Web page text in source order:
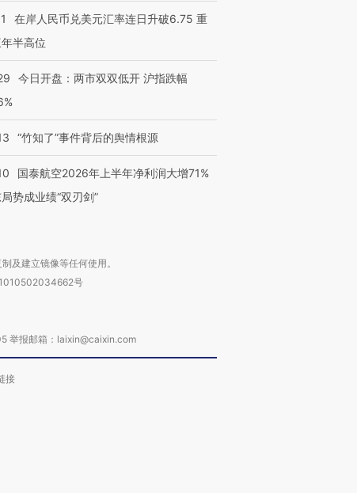
第四届链博
技“链”接产
在岸人民币兑美元汇率连日升破6.75 重
半高位
今日开盘：两市双双低开 沪指跌幅
“竹知了”事件背后的舆情根源
国泰航空2026年上半年净利润大增71%
势成业绩“双刃剑”
及建立镜像等任何使用。
号
举报邮箱：laixin@caixin.com
接